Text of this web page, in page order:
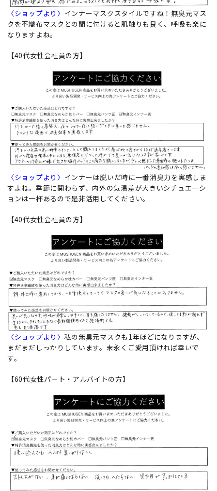
〈ショップより〉 インナーマスクスタイルですね！無臭元マス
クを不織布マスクとの間に付けると肌触りも良く、呼吸も楽に
なりますよね。
【40代女性会社員の方】
〈ショップより〉 インナーは脱いだ時に一番消臭力を実感しま
すよね。季節に関わらず、内外の気温差が大きいシチュエーシ
ョンは一杯あるので是非活用してください。
【40代女性会社員の方】
〈ショップより〉 私の無臭元マスクも1年ほどになりますが、
まだまだしっかりしています。末永くご愛用頂ければ幸いで
す。
【60代女性パート・アルバイトの方】